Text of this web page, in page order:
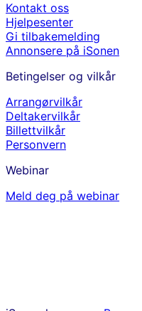
Kontakt oss
Hjelpesenter
Gi tilbakemelding
Annonsere på iSonen
Betingelser og vilkår
Arrangørvilkår
Deltakervilkår
Billettvilkår
Personvern
Webinar
Meld deg på webinar